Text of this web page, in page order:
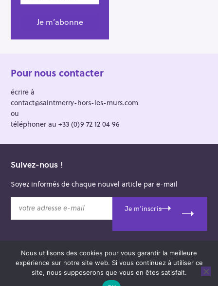
Pour nous contacter
écrire à
contact@saintmerry-hors-les-murs.com
ou
téléphoner au +33 (0)9 72 12 04 96
Suivez-nous !
Soyez informés de chaque nouvel article par e-mail
t
Je m'inscris
© 2026 Saint-Merry Hors-les-Murs.
Theme: Felt byPixelgrade.
Nous utilisons des cookies pour vous garantir la meilleure
expérience sur notre site web. Si vous continuez à utiliser ce
site, nous supposerons que vous en êtes satisfait.